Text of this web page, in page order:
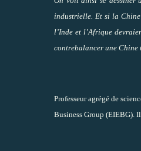
industrielle. Et si la Chine
l’Inde et l’Afrique
contrebalancer une Chine
Professeur agrégé de
Business Group (EIEBG).